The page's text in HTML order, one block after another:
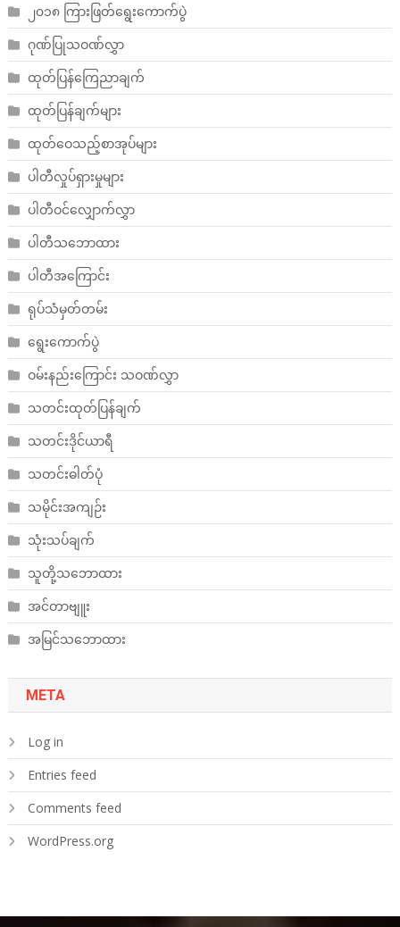
၂၀၁၈ ကြားဖြတ်ရွေးကောက်ပွဲ
ဂုဏ်ပြုသဝဏ်လွှာ
ထုတ်ပြန်ကြေညာချက်
ထုတ်ပြန်ချက်များ
ထုတ်ဝေသည့်စာအုပ်များ
ပါတီလှုပ်ရှားမှုများ
ပါတီဝင်လျှောက်လွှာ
ပါတီသဘောထား
ပါတီအကြောင်း
ရုပ်သံမှတ်တမ်း
ရွေးကောက်ပွဲ
ဝမ်းနည်းကြောင်း သဝဏ်လွှာ
သတင်းထုတ်ပြန်ချက်
သတင်းဒိုင်ယာရီ
သတင်းဓါတ်ပုံ
သမိုင်းအကျဉ်း
သုံးသပ်ချက်
သူတို့သဘောထား
အင်တာဗျူး
အမြင်သဘောထား
META
Log in
Entries feed
Comments feed
WordPress.org